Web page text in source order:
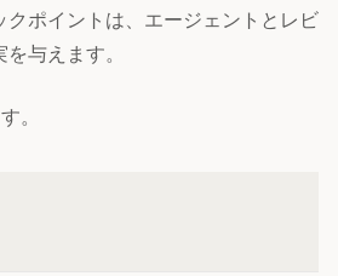
クポイントは、エージェントとレビ
与えます。
。